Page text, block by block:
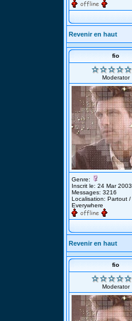
Revenir en haut
fio
Moderator
Genre:
Inscrit le: 24 Mar 2003
Messages: 3216
Localisation: Partout /
Everywhere
Revenir en haut
fio
Moderator